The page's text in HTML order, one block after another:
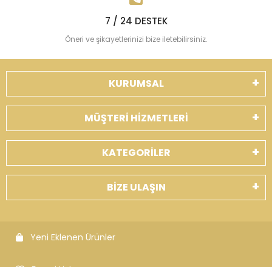
7 / 24 DESTEK
Öneri ve şikayetlerinizi bize iletebilirsiniz.
KURUMSAL
MÜŞTERİ HİZMETLERİ
KATEGORİLER
BİZE ULAŞIN
Yeni Eklenen Ürünler